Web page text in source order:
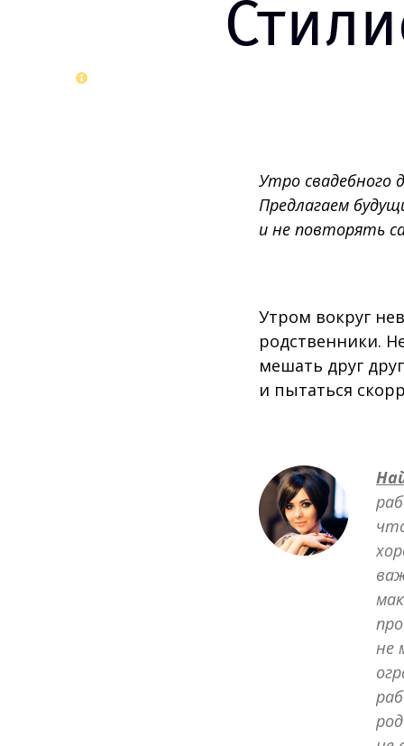
Утро свадебного
Предлагаем
и не повторять
Утром вокруг
родственники.
мешать друг
и пытаться
не